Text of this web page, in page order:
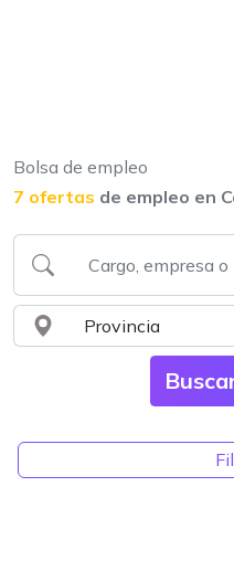
Bolsa de empleo
7 ofertas de empleo en